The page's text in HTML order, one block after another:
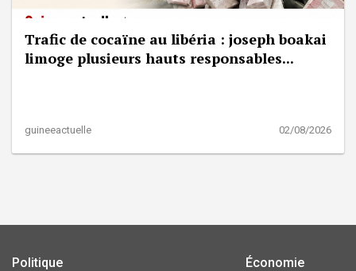
Trafic de cocaïne au libéria : joseph boakai
limoge plusieurs hauts responsables...
guineeactuelle 02/08/2026
Politique
Économie